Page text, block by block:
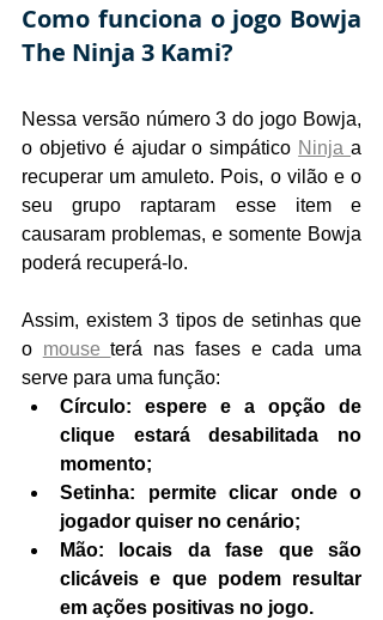
Como funciona o jogo Bowja
The Ninja 3 Kami?
Nessa versão número 3 do jogo Bowja,
o objetivo é ajudar o simpático Ninja a
recuperar um amuleto. Pois, o vilão e o
seu grupo raptaram esse item e
causaram problemas, e somente Bowja
poderá recuperá-lo.
Assim, existem 3 tipos de setinhas que
o mouse terá nas fases e cada uma
serve para uma função:
Círculo: espere e a opção de
clique estará desabilitada no
momento;
Setinha: permite clicar onde o
jogador quiser no cenário;
Mão: locais da fase que são
clicáveis e que podem resultar
em ações positivas no jogo.